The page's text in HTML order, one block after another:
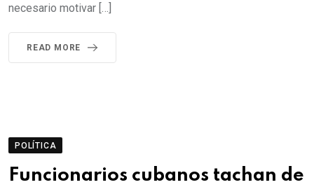
necesario motivar […]
READ MORE
POLÍTICA
Funcionarios cubanos tachan de